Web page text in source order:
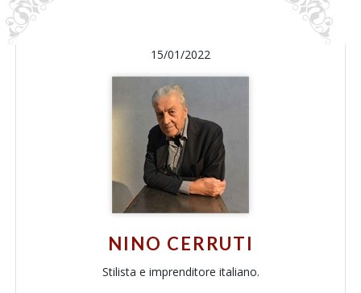
15/01/2022
NINO CERRUTI
Stilista e imprenditore italiano.